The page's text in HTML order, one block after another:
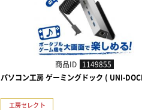
商品ID 1149855
パソコン工房 ゲーミングドック ( UNI-
工房セレクト